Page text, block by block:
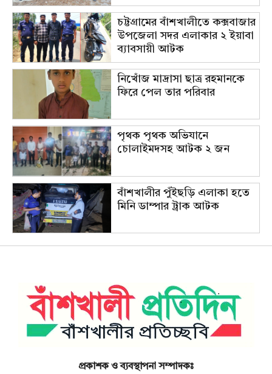
চট্টগ্রামের বাঁশখালীতে কক্সবাজার
উপজেলা সদর এলাকার ২ ইয়াবা
ব্যাবসায়ী আটক
নিখোঁজ মাদ্রাসা ছাত্র রহমানকে
ফিরে পেল তার পরিবার
পৃথক পৃথক অভিযানে
চোলাইমদসহ আটক ২ জন
বাঁশখালীর পুঁইছড়ি এলাকা হতে
মিনি ডাম্পার ট্রাক আটক
প্রকাশক ও ব্যবস্থাপনা সম্পাদকঃ